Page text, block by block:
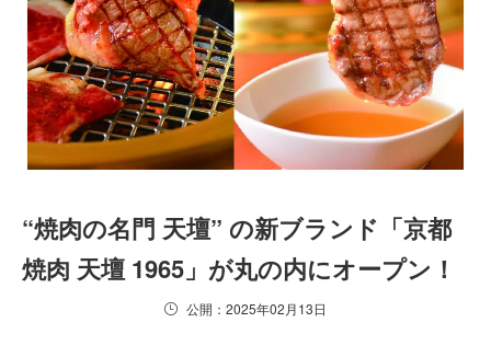
“焼肉の名門 天壇” の新ブランド「京都
焼肉 天壇 1965」が丸の内にオープン！
公開：2025年02月13日